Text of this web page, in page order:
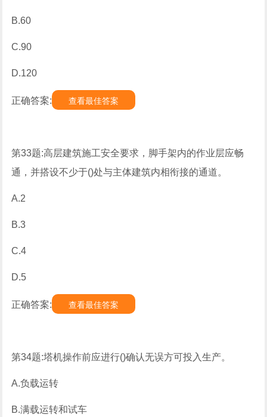
B.60
C.90
D.120
正确答案: 查看最佳答案
第33题:高层建筑施工安全要求，脚手架内的作业层应畅
通，并搭设不少于()处与主体建筑内相衔接的通道。
A.2
B.3
C.4
D.5
正确答案: 查看最佳答案
第34题:塔机操作前应进行()确认无误方可投入生产。
A.负载运转
B.满载运转和试车